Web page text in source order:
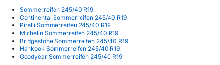
Sommerreifen 245/40 R19
Continental Sommerreifen 245/40 R19
Pirelli Sommerreifen 245/40 R19
Michelin Sommerreifen 245/40 R19
Bridgestone Sommerreifen 245/40 R19
Hankook Sommerreifen 245/40 R19
Goodyear Sommerreifen 245/40 R19